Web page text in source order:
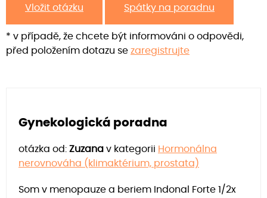
Vložit otázku Spátky na poradnu
* v případě, že chcete být informováni o odpovědi,
před položením dotazu se zaregistrujte
Gynekologická poradna
otázka od: Zuzana v kategorii Hormonálna
nerovnováha (klimaktérium, prostata)
Som v menopauze a beriem Indonal Forte 1/2x